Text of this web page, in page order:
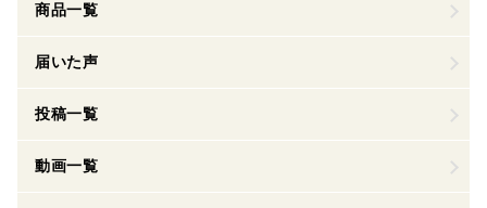
商品一覧
届いた声
投稿一覧
動画一覧